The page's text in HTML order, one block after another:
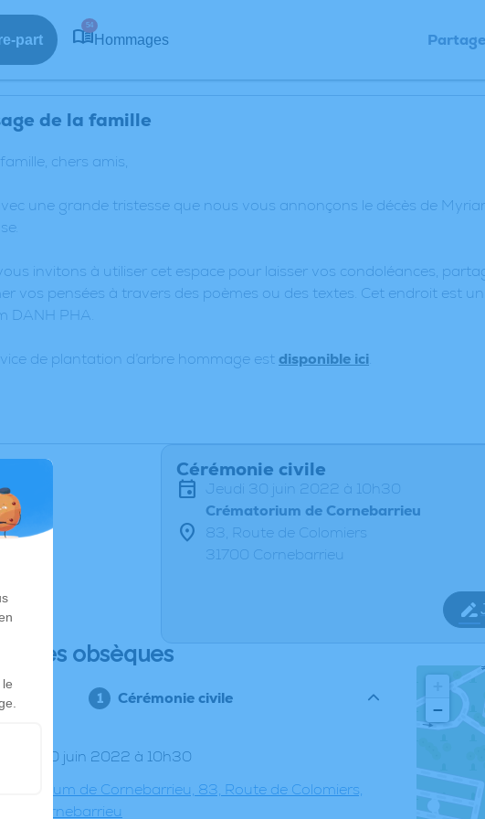
part
54
Hommages
de la famille
chers amis,
une grande tristesse que nous vous annonçons le décès de
invitons à utiliser cet espace pour laisser vos condoléances,
vos pensées à travers des poèmes ou des textes. Cet endroit est
DANH PHA.
de plantation d’arbre hommage est disponible ici
Cérémonie civile
jeudi 30 juin 2022 à 10h30
Crématorium de Cornebarrieu
83, Route de Colomiers
31700 Cornebarrieu
des obsèques
Cérémonie civile
Le jeudi 30 juin 2022 à 10h30
de Cornebarrieu, 83, Route de Colomiers,
Cornebarrieu
−